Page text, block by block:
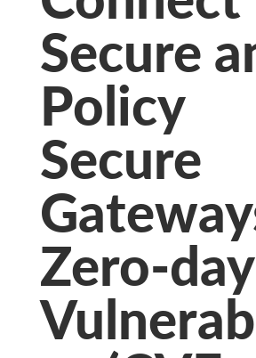
Secure
Policy
Secure
Zero-day